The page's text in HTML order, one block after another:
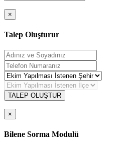
×
Talep Oluşturur
TALEP OLUŞTUR
×
Bilene Sorma Modulü